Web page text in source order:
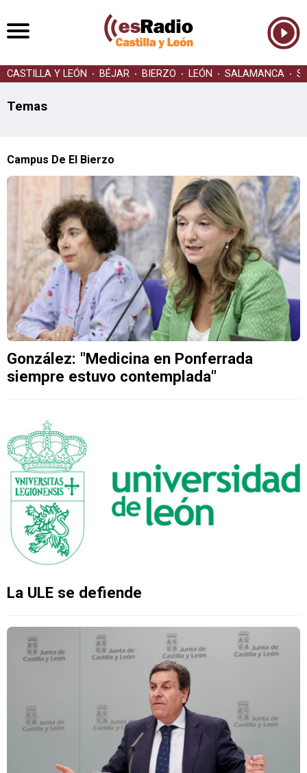
CASTILLA Y LEÓN BÉJAR BIERZO LEÓN SALAMANCA
Temas
Campus De El Bierzo
González: "Medicina en Ponferrada
siempre estuvo contemplada"
La ULE se defiende